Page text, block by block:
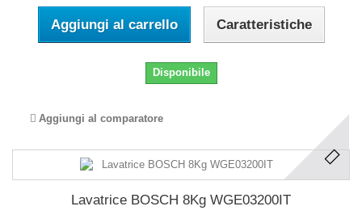
Aggiungi al carrello Caratteristiche
Disponibile
Aggiungi al comparatore
Lavatrice BOSCH 8Kg WGE03200IT